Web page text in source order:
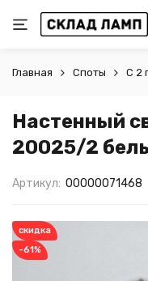
Главная Споты С 2
Настенный
20025/2
Артикул: 00000071468
скидка
-61%